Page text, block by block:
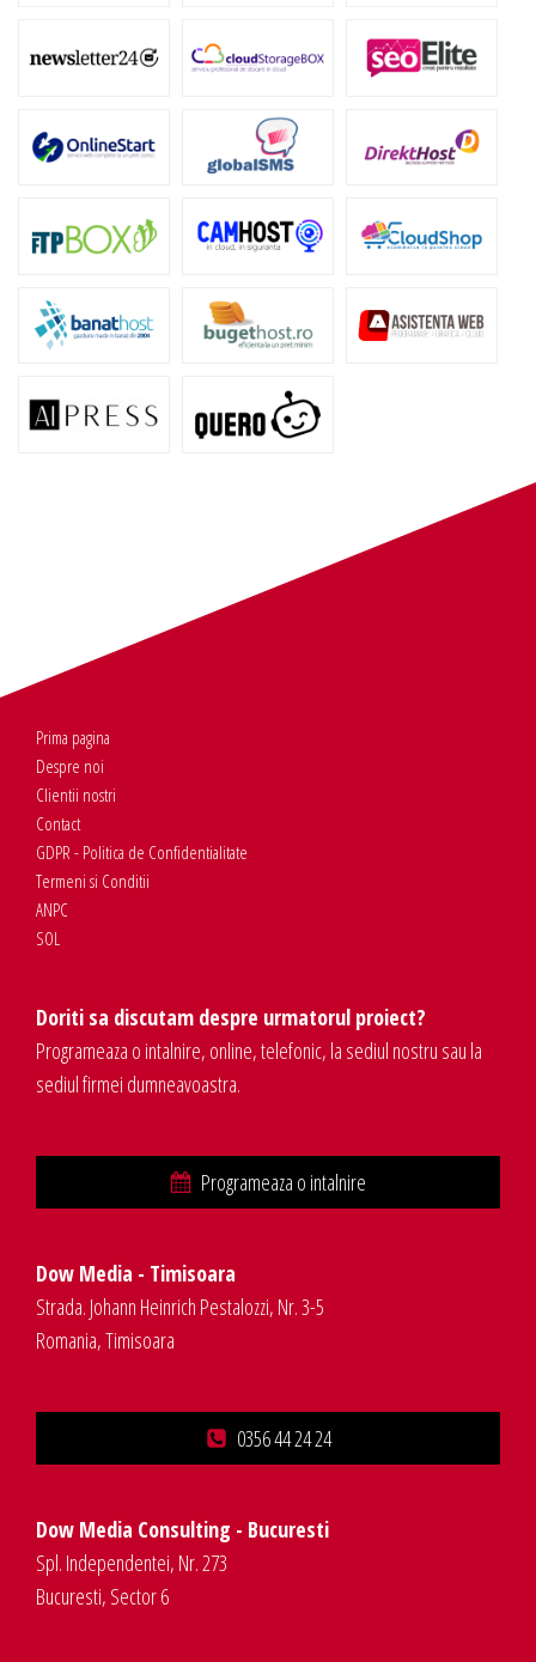
Prima pagina
Despre noi
Clientii nostri
Contact
GDPR - Politica de Confidentialitate
Termeni si Conditii
ANPC
SOL
Doriti sa discutam despre urmatorul proiect?
Programeaza o intalnire, online, telefonic, la sediul nostru sau la
sediul firmei dumneavoastra.
Programeaza o intalnire
Dow Media - Timisoara
Strada. Johann Heinrich Pestalozzi, Nr. 3-5
Romania, Timisoara
0356 44 24 24
Dow Media Consulting - Bucuresti
Spl. Independentei, Nr. 273
Bucuresti, Sector 6